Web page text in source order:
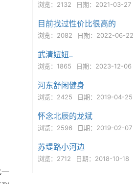
浏览：2132 日期：2021-03-27
目前找过性价比很高的
浏览：2082 日期：2022-06-22
武清妞妞..
浏览：1865 日期：2023-12-06
河东舒闲健身
浏览：2425 日期：2019-04-25
怀念北辰的龙斌
浏览：2596 日期：2019-02-07
苏堤路小河边
浏览：2712 日期：2018-10-18